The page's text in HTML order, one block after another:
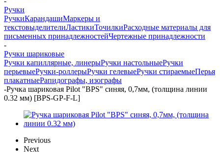
Ручки
РучкиКарандашиМаркеры и
текстовыделителиЛастикиТочилкиРасходные материалы для
письменных принадлежностейЧертежные принадлежности
-
Ручки шариковые
Ручки капиллярные, линерыРучки настольныеРучки
перьевыеРучки-роллерыРучки гелевыеРучки стираемыеПерья
плакатныеРапидографы, изографы
-Ручка шариковая Pilot "BPS" синяя, 0,7мм, (толщина линии
0.32 мм) [BPS-GP-F-L]
Previous
Next